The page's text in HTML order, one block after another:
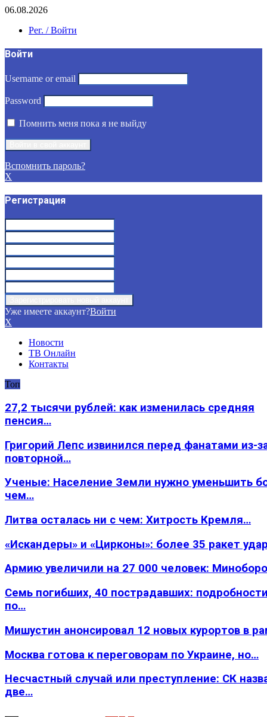
06.08.2026
Рег. / Войти
Войти
Username or email
Password
Помнить меня пока я не выйду
Вспомнить пароль?
X
Регистрация
Уже имеете аккаунт?Войти
X
Новости
ТВ Онлайн
Контакты
Топ
27,2 тысячи рублей: как изменилась средняя
пенсия…
Григорий Лепс извинился перед фанатами из-
повторной…
Ученые: Население Земли нужно уменьшить
чем…
Литва осталась ни с чем: Хитрость Кремля…
«Искандеры» и «Цирконы»: более 35 ракет
Армию увеличили на 27 000 человек:
Семь погибших, 40 пострадавших:
по…
Мишустин анонсировал 12 новых курортов в
Москва готова к переговорам по Украине, но…
Несчастный случай или преступление: СК
две…